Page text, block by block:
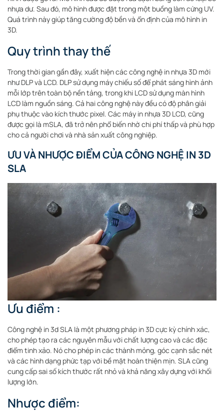
nhựa dư. Sau đó, mô hình được đặt trong một buồng làm cứng UV.
Quá trình này giúp tăng cường độ bền và ổn định của mô hình in
3D.
Quy trình thay thế
Trong thời gian gần đây, xuất hiện các công nghệ in nhựa 3D mới
như DLP và LCD. DLP sử dụng máy chiếu số để phát sáng hình ảnh
mỗi lớp trên toàn bộ nền tảng, trong khi LCD sử dụng màn hình
LCD làm nguồn sáng. Cả hai công nghệ này đều có độ phân giải
phụ thuộc vào kích thước pixel. Các máy in nhựa 3D LCD, cũng
được gọi là mSLA, đã trở nên phổ biến nhờ chi phí thấp và phù hợp
cho cả người chơi và nhà sản xuất công nghiệp.
ƯU VÀ NHƯỢC ĐIỂM CỦA CÔNG NGHỆ IN 3D
SLA
Ưu điểm :
Công nghệ in 3d SLA là một phương pháp in 3D cực kỳ chính xác,
cho phép tạo ra các nguyên mẫu với chất lượng cao và các đặc
điểm tinh xảo. Nó cho phép in các thành mỏng, góc cạnh sắc nét
và các hình dạng phức tạp với bề mặt hoàn thiện mịn. SLA cũng
cung cấp sai số kích thước rất nhỏ và khả năng xây dựng với khối
lượng lớn.
Nhược điểm: